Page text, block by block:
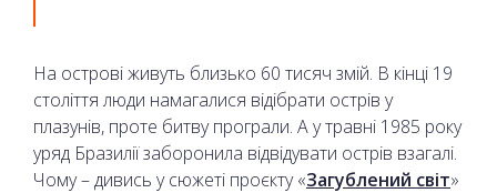
На острові живуть близько 60 тисяч змій. В кінці 19
століття люди намагалися відібрати острів у
плазунів, проте битву програли. А у травні 1985 року
уряд Бразилії заборонила відвідувати острів взагалі.
Чому – дивись у сюжеті проєкту «Загублений світ»